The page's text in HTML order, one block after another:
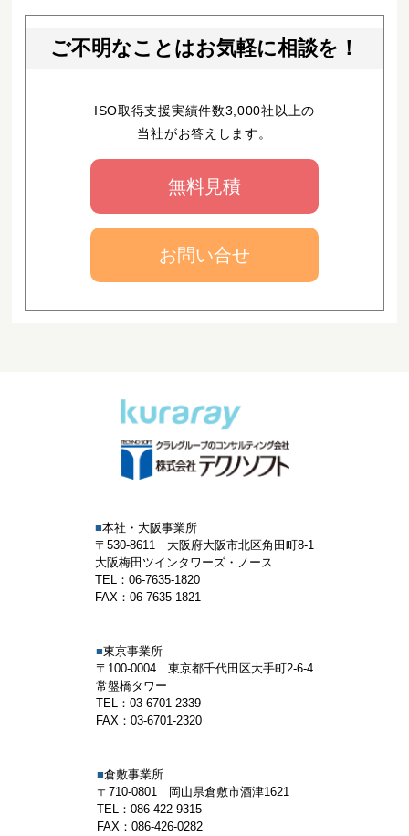
ご不明なことはお気軽に相談を！
ISO取得支援実績件数3,000社以上の
当社がお答えします。
無料見積
お問い合せ
■本社・大阪事業所
〒530-8611 大阪府大阪市北区角田町8-1
大阪梅田ツインタワーズ・ノース
TEL：06-7635-1820
FAX：06-7635-1821
■東京事業所
〒100-0004 東京都千代田区大手町2-6-4
常盤橋タワー
TEL：03-6701-2339
FAX：03-6701-2320
■倉敷事業所
〒710-0801 岡山県倉敷市酒津1621
TEL：086-422-9315
FAX：086-426-0282